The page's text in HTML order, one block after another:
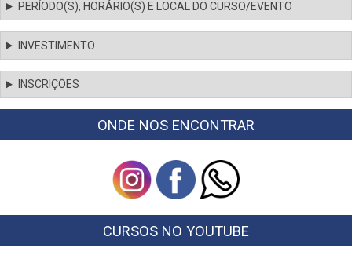
PERÍODO(S), HORÁRIO(S) E LOCAL DO CURSO/EVENTO
INVESTIMENTO
INSCRIÇÕES
ONDE NOS ENCONTRAR
CURSOS NO YOUTUBE